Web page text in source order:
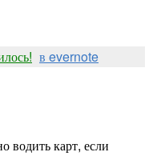
в evernote
водить карт, если